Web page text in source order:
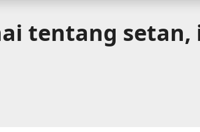
tentang